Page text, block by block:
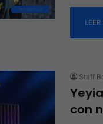
Tendencias
LEER
Staff
con